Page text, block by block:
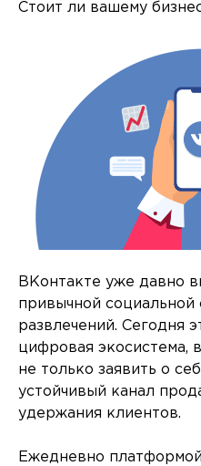
Стоит ли вашему
ВКонтакте уже давно
привычной
развлечений. Сегодня
цифровая экосистема,
не только заявить о
устойчивый канал
удержания клиентов.
Ежедневно